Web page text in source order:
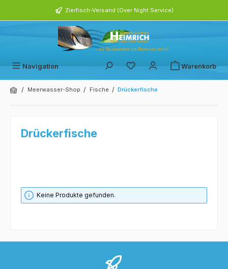
Zierfisch-Versand (Over Night Service)
Navigation Warenkorb
/ Meerwasser-Shop / Fische / Drückerfische
Drückerfische
Keine Produkte gefunden.